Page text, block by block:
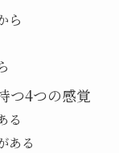
ら
つ4つの感覚
る
ある